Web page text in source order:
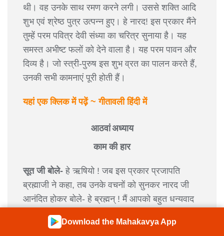
थी। वह उनके साथ रमण करने लगी। उससे शक्ति आदि
शुभ एवं श्रेष्ठ पुत्र उत्पन्न हुए। हे नारद! इस प्रकार मैंने
तुम्हें परम पवित्र देवी संध्या का चरित्र सुनाया है। यह
समस्त अभीष्ट फलों को देने वाला है। यह परम पावन और
दिव्य है। जो स्त्री-पुरुष इस शुभ व्रत का पालन करते हैं,
उनकी सभी कामनाएं पूरी होती हैं।
यहां एक क्लिक में पढ़ें ~ गीतावली हिंदी में
आठवां अध्याय
काम की हार
सूत जी बोले- हे ऋषियो ! जब इस प्रकार प्रजापति
ब्रह्माजी ने कहा, तब उनके वचनों को सुनकर नारद जी
आनंदित होकर बोले- हे ब्रह्मन् ! मैं आपको बहुत धन्यवाद
देता हूं कि आपने इस दिव्य कथा को मुझे सुनाया है। हे
प्रभु! अब आप मुझे संध्या के विषय में और बताइए कि विवाह
Download the Mahakavya App